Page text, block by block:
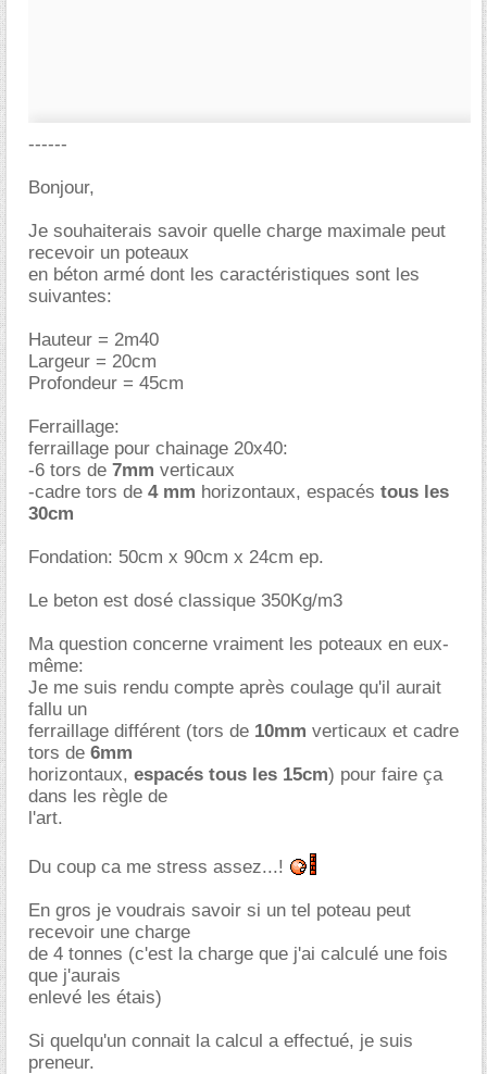
------
Bonjour,
Je souhaiterais savoir quelle charge maximale peut
recevoir un poteaux
en béton armé dont les caractéristiques sont les
suivantes:
Hauteur = 2m40
Largeur = 20cm
Profondeur = 45cm
Ferraillage:
ferraillage pour chainage 20x40:
-6 tors de 7mm verticaux
-cadre tors de 4 mm horizontaux, espacés tous les
30cm
Fondation: 50cm x 90cm x 24cm ep.
Le beton est dosé classique 350Kg/m3
Ma question concerne vraiment les poteaux en eux-
même:
Je me suis rendu compte après coulage qu'il aurait
fallu un
ferraillage différent (tors de 10mm verticaux et cadre
tors de 6mm
horizontaux, espacés tous les 15cm) pour faire ça
dans les règle de
l'art.
Du coup ca me stress assez...!
En gros je voudrais savoir si un tel poteau peut
recevoir une charge
de 4 tonnes (c'est la charge que j'ai calculé une fois
que j'aurais
enlevé les étais)
Si quelqu'un connait la calcul a effectué, je suis
preneur.